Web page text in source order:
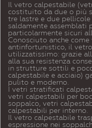
Il vetro calpestabile
costituito da due o più
tre lastre e due
saldamente assemblati
particolarmente sicuri
Conosciuto anche
antinfortunistico, il
utilizzatissimo: grazie
alla sua resistenza
in strutture sottili e
calpestabile e acciaio)
pulito e moderno.
I vetri stratificati
vetri calpestabili per
soppalco, vetri
calpestabili per interno.
Il vetro calpestabile
espressione nei